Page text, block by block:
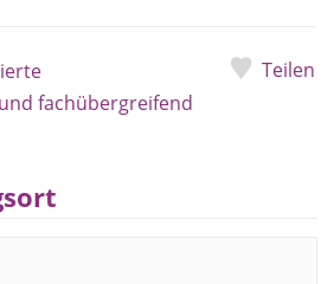
fachübergreifend
Teilen